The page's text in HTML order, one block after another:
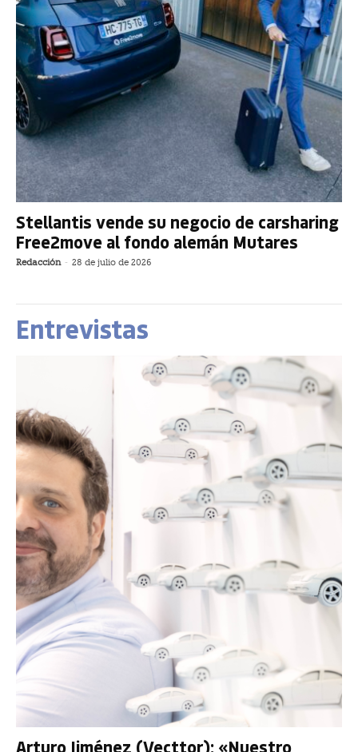
Stellantis vende su negocio de carsharing
Free2move al fondo alemán Mutares
Redacción - 28 de julio de 2026
Entrevistas
Arturo Jiménez (Vecttor): «Nuestro